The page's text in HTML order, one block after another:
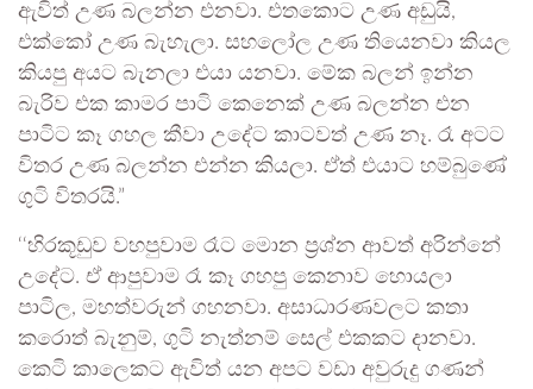
ඇවිත් උණ බලන්න එනවා. එතකොට උණ අඩුයි,
එක්කෝ උණ බැහැලා. සහලෝල උණ තියෙනවා කියල
කියපු අයට බැනලා එයා යනවා. මේක බලන් ඉන්න
බැරිව එක කාමර පාටි කෙනෙක් උණ බලන්න එන
පාටිට කෑ ගහල කීවා උදේට කාටවත් උණ නෑ. රෑ අටට
විතර උණ බලන්න එන්න කියලා. ඒත් එයාට හම්බුණේ
ගුටි විතරයි.”
‘‘හිරකූඩුව වහපුවාම රෑට මොන ප්‍රශ්න ආවත් අරින්නේ
උදේට. ඒ ආපුවාම රෑ කෑ ගහපු කෙනාව හොයලා
පාටිල, මහත්වරුන් ගහනවා. අසාධාරණවලට කතා
කරොත් බැනුම්, ගුටි නැත්නම් සෙල් එකකට දානවා.
කෙටි කාලෙකට ඇවිත් යන අපට වඩා අවුරුදු ගණන්